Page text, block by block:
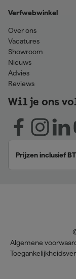
Verfwebwinkel
Over ons
Vacatures
Showroom
Nieuws
Advies
Reviews
Wil je ons
Prijzen inclusief
Algemene